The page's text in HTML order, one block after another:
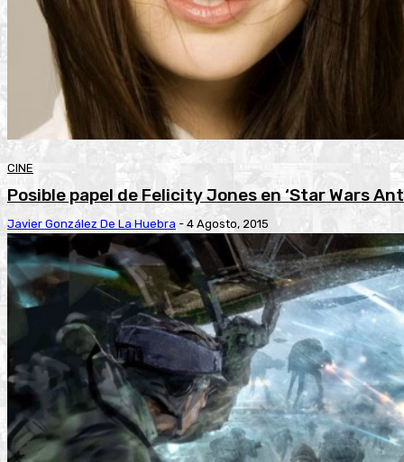
CINE
Posible papel de Felicity Jones en ‘Star Wars
Javier González De La Huebra - 4 Agosto, 2015